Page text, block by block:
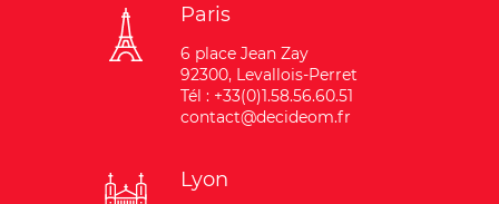
Paris
6 place Jean Zay
92300, Levallois-Perret
Tél : +33(0)1.58.56.60.51
contact@decideom.fr
Lyon